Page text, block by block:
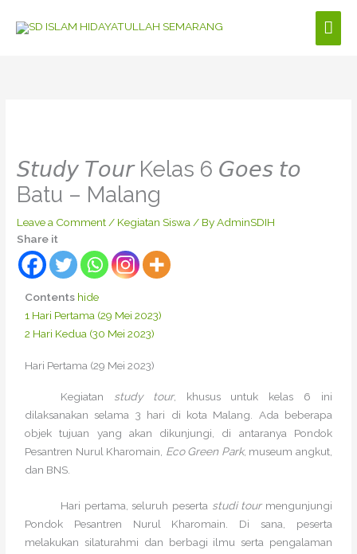
𝘚𝘵𝘶𝘥𝘺 𝘛𝘰𝘶𝘳 Kelas 6 𝘎𝘰𝘦𝘴 𝘵𝘰
Batu – Malang
Leave a Comment / Kegiatan Siswa / ByAdminSDIH
Share it
Contents hide
1 Hari Pertama (29 Mei 2023)
2 Hari Kedua (30 Mei 2023)
Hari Pertama (29 Mei 2023)
Kegiatan study tour, khusus untuk kelas 6 ini
dilaksanakan selama 3 hari di kota Malang. Ada beberapa
objek tujuan yang akan dikunjungi, di antaranya Pondok
Pesantren Nurul Kharomain, Eco Green Park, museum angkut,
dan BNS.
Hari pertama, seluruh peserta studi tourmengunjungi
Pondok Pesantren Nurul Kharomain. Di sana, peserta
melakukan silaturahmi dan berbagi ilmu serta pengalaman